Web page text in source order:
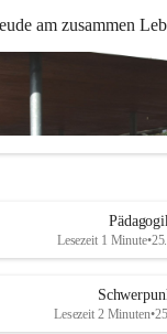
am zusammen
Lesezeit 1 Minute•
Lesezeit 2 Minuten•